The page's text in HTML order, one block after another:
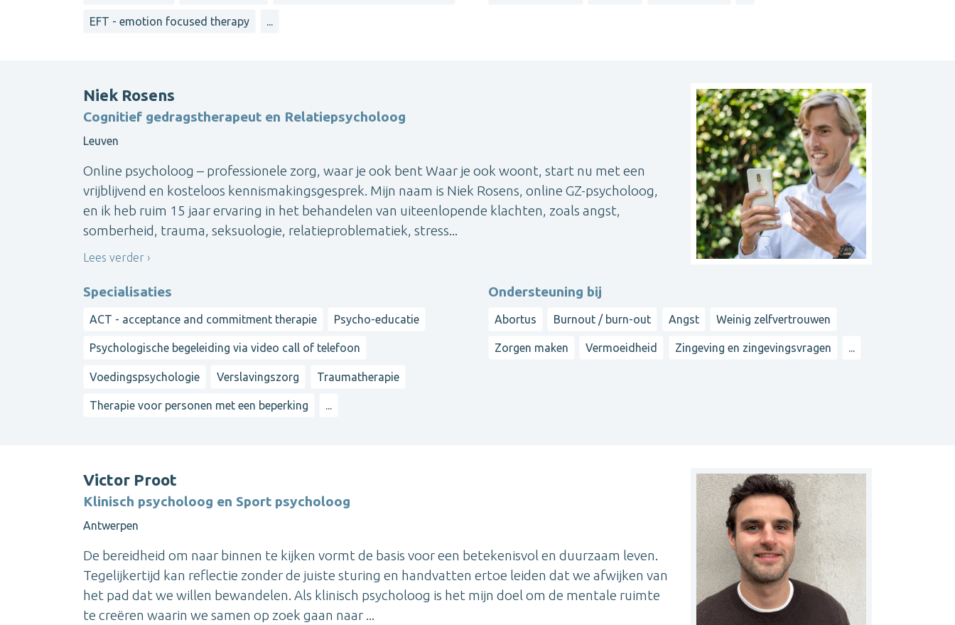
EFT - emotion focused therapy ...
Niek Rosens
Cognitief gedragstherapeut en Relatiepsycholoog
Leuven
Online psycholoog – professionele zorg, waar je ook bent Waar je ook woont, start nu met een
vrijblijvend en kosteloos kennismakingsgesprek. Mijn naam is Niek Rosens, online GZ-psycholoog,
en ik heb ruim 15 jaar ervaring in het behandelen van uiteenlopende klachten, zoals angst,
somberheid, trauma, seksuologie, relatieproblematiek, stress...
Lees verder
Specialisaties
ACT - acceptance and commitment therapie Psycho-educatie
Psychologische begeleiding via video call of telefoon
Voedingspsychologie Verslavingszorg Traumatherapie
Therapie voor personen met een beperking ...
Ondersteuning bij
Abortus Burnout / burn-out Angst Weinig zelfvertrouwen
Zorgen maken Vermoeidheid Zingeving en zingevingsvragen ...
Victor Proot
Klinisch psycholoog en Sport psycholoog
Antwerpen
De bereidheid om naar binnen te kijken vormt de basis voor een betekenisvol en duurzaam leven.
Tegelijkertijd kan reflectie zonder de juiste sturing en handvatten ertoe leiden dat we afwijken van
het pad dat we willen bewandelen. Als klinisch psycholoog is het mijn doel om de mentale ruimte
te creëren waarin we samen op zoek gaan naar ...